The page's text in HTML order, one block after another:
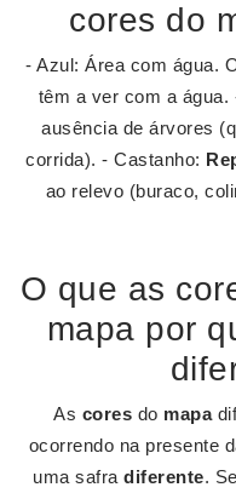
cores do
- Azul: Área com água.
têm a ver com a água.
ausência de árvores
corrida). - Castanho:
ao relevo (buraco,
O que as
mapa por
As cores do mapa
ocorrendo na presente
uma safradiferente.